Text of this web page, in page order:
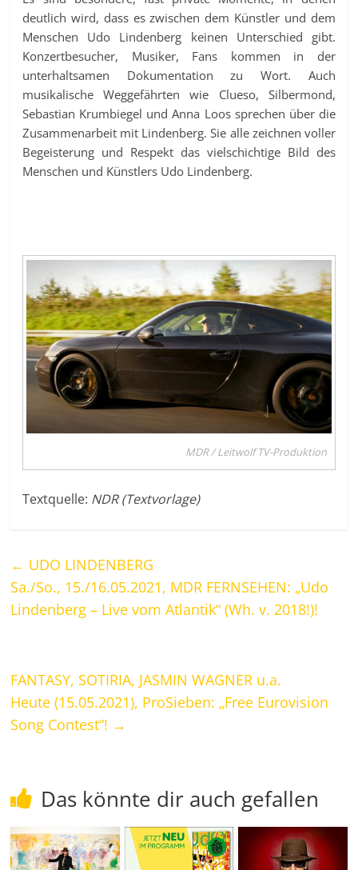
deutlich wird, dass es zwischen dem Künstler und dem
Menschen Udo Lindenberg keinen Unterschied gibt.
Konzertbesucher, Musiker, Fans kommen in der
unterhaltsamen Dokumentation zu Wort. Auch
musikalische Weggefährten wie Clueso, Silbermond,
Sebastian Krumbiegel und Anna Loos sprechen über die
Zusammenarbeit mit Lindenberg. Sie alle zeichnen voller
Begeisterung und Respekt das vielschichtige Bild des
Menschen und Künstlers Udo Lindenberg.
MDR / Leitwolf TV-Produktion
Textquelle: NDR (Textvorlage)
← UDO LINDENBERG
Sa./So., 15./16.05.2021, MDR FERNSEHEN: „Udo
Lindenberg – Live vom Atlantik“ (Wh. v. 2018!)!
FANTASY, SOTIRIA, JASMIN WAGNER u.a.
Heute (15.05.2021), ProSieben: „Free Eurovision
Song Contest“! →
Das könnte dir auch gefallen